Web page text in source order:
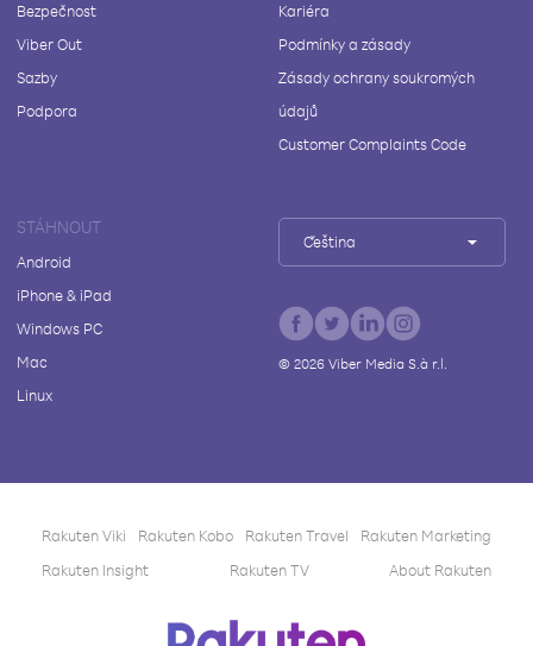
Bezpečnost
Viber Out
Sazby
Podpora
Kariéra
Podmínky a zásady
Zásady ochrany soukromých
údajů
Customer Complaints Code
STÁHNOUT
Android
iPhone & iPad
Windows PC
Mac
Linux
Čeština
© 2026Viber Media S.à r.l.
Rakuten Viki Rakuten Kobo Rakuten Travel
Rakuten Marketing
Rakuten Insight
Rakuten TV About Rakuten